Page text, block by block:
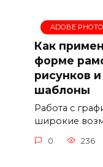
ADOBE
Как
форме
рисунков
шаблоны
Работа с
широкие
0 236